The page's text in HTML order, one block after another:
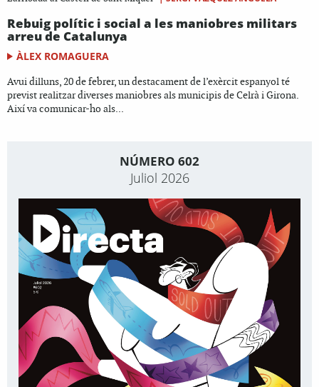
Rebuig polític i social a les maniobres militars
arreu de Catalunya
ÀLEX ROMAGUERA
Avui dilluns, 20 de febrer, un destacament de l’exèrcit espanyol té
previst realitzar diverses maniobres als municipis de Celrà i Girona.
Així va comunicar-ho als...
NÚMERO 602
Juliol 2026